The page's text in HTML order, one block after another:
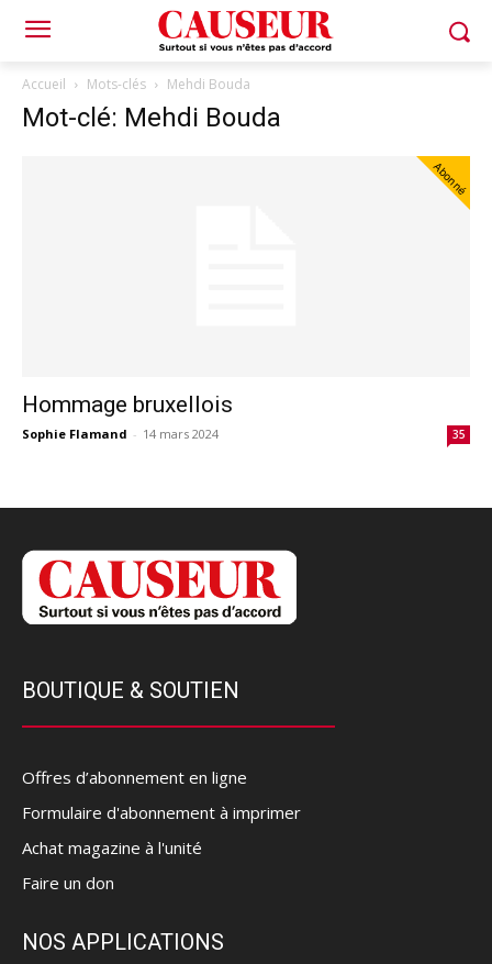
Accueil Mots-clés Mehdi Bouda
Mot-clé: Mehdi Bouda
Abonné
Hommage bruxellois
Sophie Flamand - 14 mars 2024 35
BOUTIQUE & SOUTIEN
Offres d’abonnement en ligne
Formulaire d'abonnement à imprimer
Achat magazine à l'unité
Faire un don
NOS APPLICATIONS